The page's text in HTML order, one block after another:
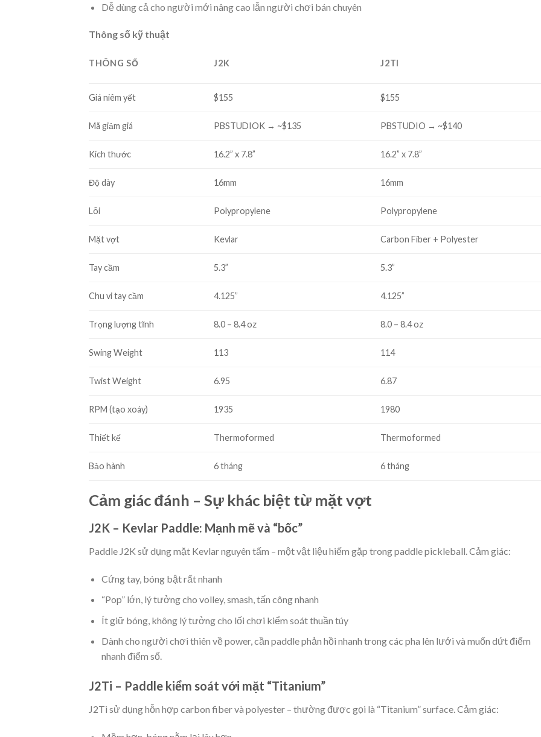
Dễ dùng cả cho người mới nâng cao lẫn người chơi bán chuyên
Thông số kỹ thuật
THÔNG SỐ J2K J2TI
Giá niêm yết $155 $155
Mã giảm giá PBSTUDIOK → ~$135 PBSTUDIO → ~$140
Kích thước 16.2” x 7.8” 16.2” x 7.8”
Độ dày 16mm 16mm
Lõi Polypropylene Polypropylene
Mặt vợt Kevlar Carbon Fiber + Polyester
Tay cầm 5.3” 5.3”
Chu vi tay cầm 4.125” 4.125”
Trọng lượng tĩnh 8.0 – 8.4 oz 8.0 – 8.4 oz
Swing Weight 113 114
Twist Weight 6.95 6.87
RPM (tạo xoáy) 1935 1980
Thiết kế Thermoformed Thermoformed
Bảo hành 6 tháng 6 tháng
Cảm giác đánh – Sự khác biệt từ mặt vợt
J2K – Kevlar Paddle: Mạnh mẽ và “bốc”
Paddle J2K sử dụng mặt Kevlar nguyên tấm – một vật liệu hiếm gặp trong paddle pickleball. Cảm giác:
Cứng tay, bóng bật rất nhanh
“Pop” lớn, lý tưởng cho volley, smash, tấn công nhanh
Ít giữ bóng, không lý tưởng cho lối chơi kiểm soát thuần túy
Dành cho người chơi thiên về power, cần paddle phản hồi nhanh trong các pha lên lưới và muốn dứt điểm
nhanh điểm số.
J2Ti – Paddle kiểm soát với mặt “Titanium”
J2Ti sử dụng hỗn hợp carbon fiber và polyester – thường được gọi là “Titanium” surface. Cảm giác: